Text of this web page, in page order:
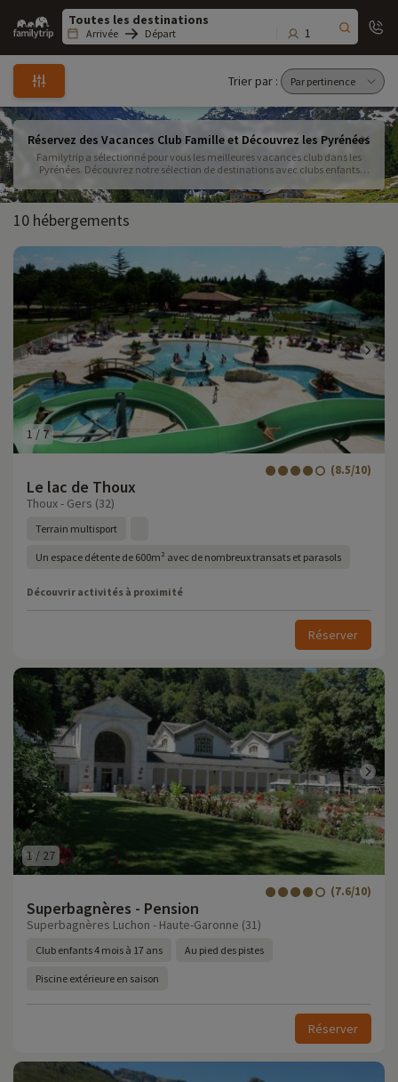
Family
trip
Arrivée Départ 1
Trier par :
Réservez des Vacances Club Famille et Découvrez les Pyrénées
Familytrip a sélectionné pour vous les meilleures vacances club dans les
Pyrénées. Découvrez notre sélection de destinations avec clubs enfants
découverte de cette nature sauvage et dépaysante !
10 hébergements
1/ 7
Le lac de Thoux
(8.5/10)
Thoux - Gers (32)
Terrain multisport
Un espace détente de 600m² avec de nombreux transats et parasols
Découvrir activités à proximité
Réserver
1 / 27
Superbagnères - Pension
(7.6/10)
Superbagnères Luchon - Haute-Garonne (31)
Club enfants 4 mois à 17 ans Au pied des pistes
Piscine extérieure en saison
Réserver